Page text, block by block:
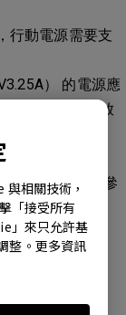
相關技術，
「接受所有
」來只允許基
整。更多資訊
行動電源需要支
） 的電源應
供電（例如播放
模式時可用。
亮度限制，請參